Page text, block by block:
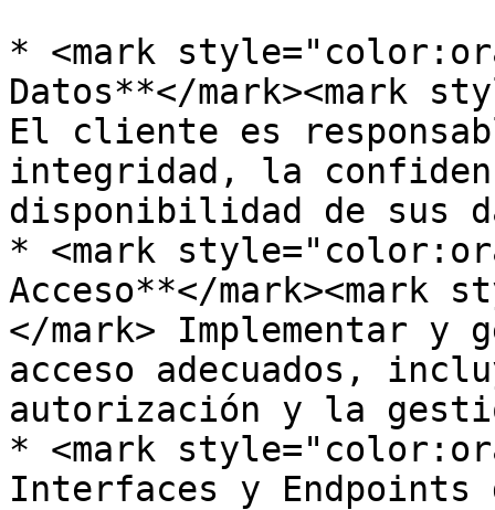
* <mark
Datos**</mark><mark
El cliente es
integridad, la
disponibilidad de sus
* <mark
Acceso**</mark><mark
</mark> Implementar y
acceso adecuados,
autorización y la
* <mark
Interfaces y Endpoints